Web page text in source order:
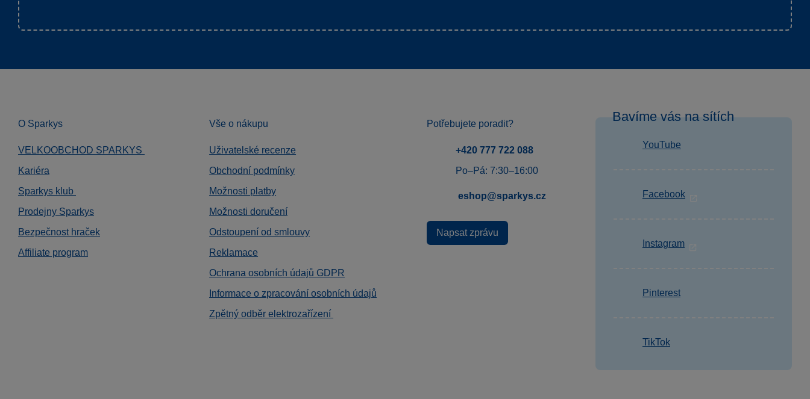
O Sparkys
VELKOOBCHOD SPARKYS
Kariéra
Sparkys klub
Prodejny Sparkys
Bezpečnost hraček
Affiliate program
Vše o nákupu
Uživatelské recenze
Obchodní podmínky
Možnosti platby
Možnosti doručení
Odstoupení od smlouvy
Reklamace
Ochrana osobních údajů GDPR
Informace o zpracování osobních údajů
Zpětný odběr elektrozařízení
Potřebujete poradit?
+420 777 722 088
Po–Pá: 7:30–16:00
eshop@sparkys.cz
Napsat zprávu
Bavíme vás na sítích
YouTube
Facebook
Instagram
Pinterest
TikTok